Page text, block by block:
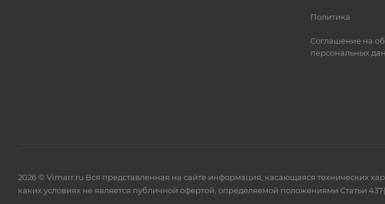
Политика
Соглашение на
персональных
2026 © Vimarr.ru Вся представленная на сайте информация, касающаяся технических
каких условиях не является публичной офертой, определяемой положениями Статьи